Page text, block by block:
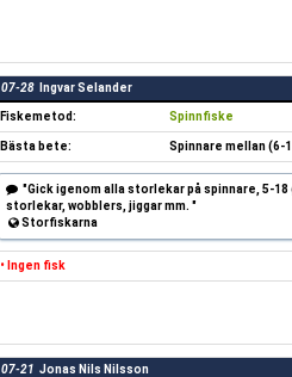
07-28 Ingvar Selander
Fiskemetod: Spinnfiske
Bästa bete: Spinnare mellan (6-
"Gick igenom alla storlekar på spinnare, 5-18
storlekar, wobblers, jiggar mm. "
Storfiskarna
• Ingen fisk
07-21 Jonas Nils Nilsson